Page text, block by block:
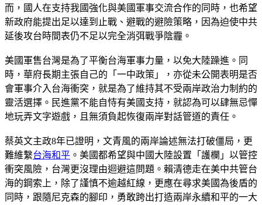
而，國人在支持我國強化與美國軍事交流合作的同時，也希望
新政府能提出足以達到止戰、避戰的避險策略，因為迫使中共
延後攻台時間表仍不足以完全消弭戰爭陰霾。
美國軍售台灣是為了平衡台海軍事力量，以免大陸躁進。同
時，華府長期主張自己的「一中政策」，亦從未公開表明是否
會軍事介入台海衝突，就是為了維持其不受兩岸政治力制約的
靈活選擇。民進黨不能自恃有美國支持，就認為可以肆無忌憚
地玩弄文字遊戲，且無須負起恢復兩岸對話管道的責任。
蔡英文主政8年已證明，文青風的兩岸論述無法打破僵局，更
難維繫台海和平 。美國都希望與中國大陸設置「護欄」以管控
衝突風險，台灣更沒理由迴避這問題。賴清德走在美中共管台
海的鋼索上，除了謹慎不逾越紅線，更應在尋求美國為後盾的
同時，跟隨尼克森的腳印，勇敢跨出打造兩岸永續和平的一大